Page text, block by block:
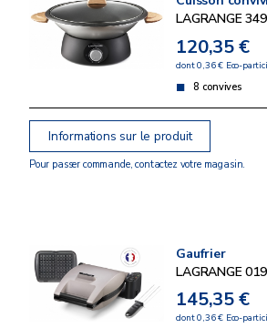
LAGRANGE
120,35 €
dont 0,36 € Eco-
8 convives
Informations sur le produit
Pour passer commande, contactez votre magasin.
Gaufrier
LAGRANGE
145,35 €
dont 0,36 € Eco-